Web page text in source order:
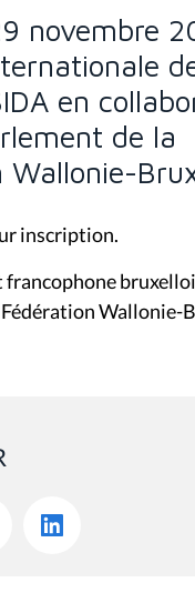
novembre
en
de la
Wallonie-
inscription.
francophone
Wallonie-